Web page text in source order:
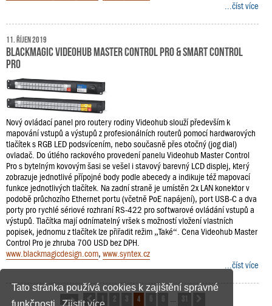
Tato stránka používá cookies k zajištění správné
...číst více
11. říjen 2019
Blackmagic Videohub Master Control Pro & Smart Control
Pro
Nový ovládací panel pro routery rodiny Videohub slouží především k
mapování vstupů a výstupů z profesionálních routerů pomocí hardwarových
tlačítek s RGB LED podsvícením, nebo současně přes otočný (jog dial)
ovladač. Do útlého rackového provedení panelu Videohub Master Control
Pro s bytelným kovovým šasi se vešel i stavový barevný LCD displej, který
zobrazuje jednotlivé přípojné body podle abecedy a indikuje též mapovací
funkce jednotlivých tlačítek. Na zadní straně je umístěn 2x LAN konektor v
podobě průchozího Ethernet portu (včetně PoE napájení), port USB-C a dva
porty pro rychlé sériové rozhraní RS-422 pro softwarové ovládání vstupů a
výstupů. Tlačítka mají odnímatelný vršek s možností vložení vlastních
popisek, jednomu z tlačítek lze přiřadit režim „Také“. Cena Videohub Master
Control Pro je zhruba 700 USD bez DPH.
www.blackmagicdesign.com, www.syntex.cz
...číst více
Stránka Předchozí
2 3 4 31